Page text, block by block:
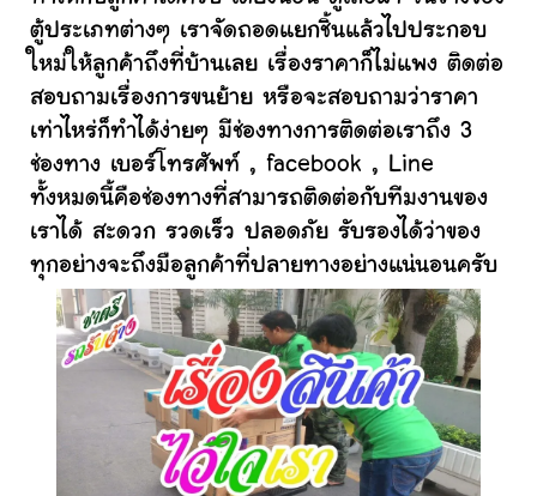
ตู้ประเภทต่างๆ เราจัดถอดแยกชิ้นแล้วไปประกอบ
ใหม่ให้ลูกค้าถึงที่บ้านเลย เรื่องราคาก็ไม่แพง ติดต่อ
สอบถามเรื่องการขนย้าย หรือจะสอบถามว่าราคา
เท่าไหร่ก็ทำได้ง่ายๆ มีช่องทางการติดต่อเราถึง 3
ช่องทาง เบอร์โทรศัพท์ , facebook , Line
ทั้งหมดนี้คือช่องทางที่สามารถติดต่อกับทีมงานของ
เราได้ สะดวก รวดเร็ว ปลอดภัย รับรองได้ว่าของ
ทุกอย่างจะถึงมือลูกค้าที่ปลายทางอย่างแน่นอนครับ